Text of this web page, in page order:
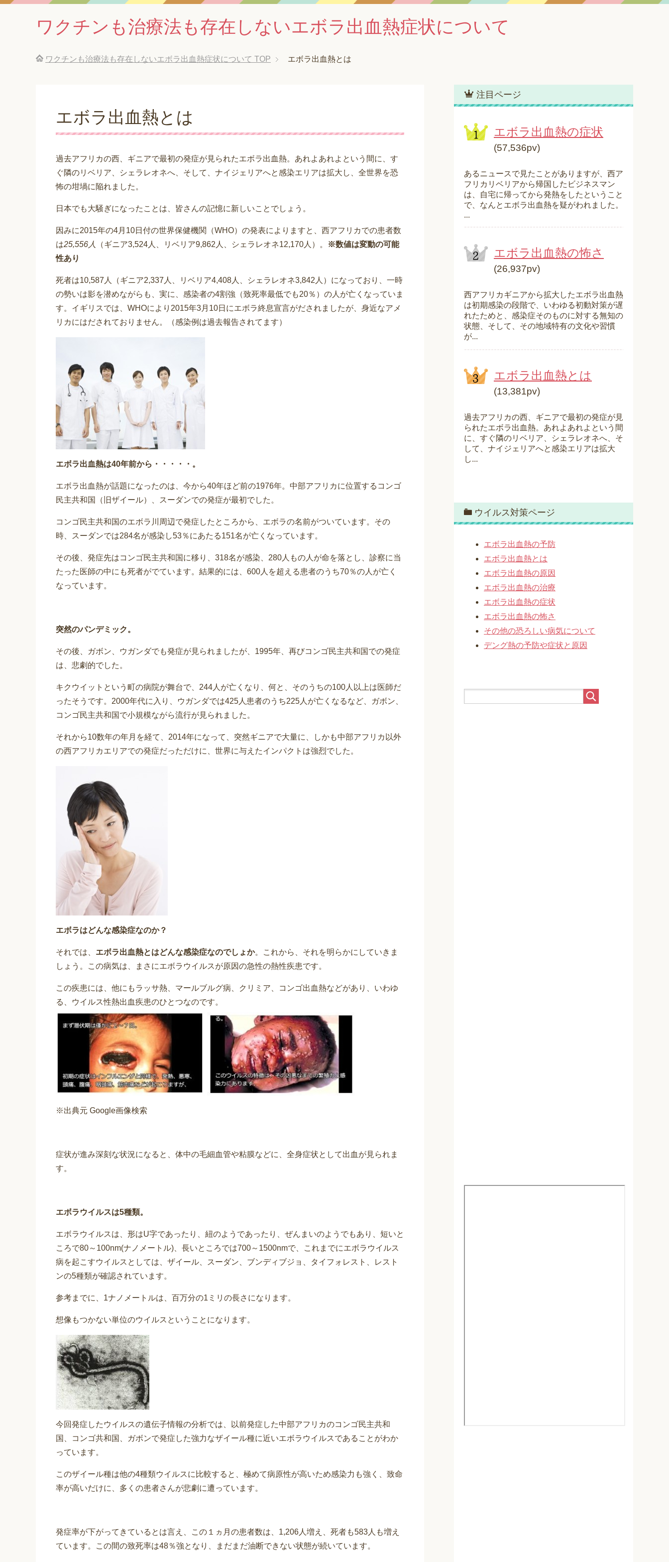
ワクチンも治療法も存在しないエボラ出血熱症状について
ワクチンも治療法も存在しないエボラ出血熱症状について TOP エボラ出血熱とは
エボラ出血熱とは
過去アフリカの西、ギニアで最初の発症が見られたエボラ出血熱。あれよあれよという間に、す
ぐ隣のリベリア、シェラレオネへ、そして、ナイジェリアへと感染エリアは拡大し、全世界を恐
怖の坩堝に陥れました。
日本でも大騒ぎになったことは、皆さんの記憶に新しいことでしょう。
因みに2015年の4月10日付の世界保健機関（WHO）の発表によりますと、西アフリカでの患者数
は25,556人 （ギニア3,524人、リベリア9,862人、シェラレオネ12,170人）。
※数値は変動の可能
性あり
死者は10,587人（ギニア2,337人、リベリア4,408人、シェラレオネ3,842人）になっており、一時
の勢いは影を潜めながらも、実に、感染者の4割強（致死率最低でも20％）の人が亡くなっていま
す。イギリスでは、WHOにより2015年3月10日にエボラ終息宣言がだされましたが、身近なアメ
リカにはだされておりません。（感染例は過去報告されてます）
エボラ出血熱は40年前から・・・・・。
エボラ出血熱が話題になったのは、今から40年ほど前の1976年。中部アフリカに位置するコンゴ
民主共和国（旧ザイール）、スーダンでの発症が最初でした。
コンゴ民主共和国のエボラ川周辺で発症したところから、エボラの名前がついています。その
時、スーダンでは284名が感染し53％にあたる151名が亡くなっています。
その後、発症先はコンゴ民主共和国に移り、318名が感染、280人もの人が命を落とし、診察に当
たった医師の中にも死者がでています。結果的には、600人を超える患者のうち70％の人が亡く
なっています。
突然のパンデミック。
その後、ガボン、ウガンダでも発症が見られましたが、1995年、再びコンゴ民主共和国での発症
は、悲劇的でした。
キクウイットという町の病院が舞台で、244人が亡くなり、何と、そのうちの100人以上は医師だ
ったそうです。2000年代に入り、ウガンダでは425人患者のうち225人が亡くなるなど、ガボン、
コンゴ民主共和国で小規模ながら流行が見られました。
それから10数年の年月を経て、2014年になって、突然ギニアで大量に、しかも中部アフリカ以外
の西アフリカエリアでの発症だっただけに、世界に与えたインパクトは強烈でした。
エボラはどんな感染症なのか？
それでは、 エボラ出血熱とはどんな感染症なのでしょか。これから、それを明らかにしていきま
しょう。この病気は、まさにエボラウイルスが原因の急性の熱性疾患です。
この疾患には、他にもラッサ熱、マールブルグ病、クリミア、コンゴ出血熱などがあり、いわゆ
る、ウイルス性熱出血疾患のひとつなのです。
※出典元 Google画像検索
症状が進み深刻な状況になると、体中の毛細血管や粘膜などに、全身症状として出血が見られま
す。
エボラウイルスは5種類。
エボラウイルスは、形はU字であったり、紐のようであったり、ぜんまいのようでもあり、短いと
ころで80～100nm(ナノメートル)、長いところでは700～1500nmで、これまでにエボラウイルス
病を起こすウイルスとしては、ザイール、スーダン、ブンディブジョ、タイフォレスト、レスト
ンの5種類が確認されています。
参考までに、1ナノメートルは、百万分の1ミリの長さになります。
想像もつかない単位のウイルスということになります。
今回発症したウイルスの遺伝子情報の分析では、以前発症した中部アフリカのコンゴ民主共和
国、コンゴ共和国、ガボンで発症した強力なザイール種に近いエボラウイルスであることがわか
っています。
このザイール種は他の4種類ウイルスに比較すると、極めて病原性が高いため感染力も強く、致命
率が高いだけに、多くの患者さんが悲劇に遭っています。
発症率が下がってきているとは言え、この１ヵ月の患者数は、1,206人増え、死者も583人も増え
ています。この間の致死率は48％強となり、まだまだ油断できない状態が続いています。
注目ページ
エボラ出血熱の症状
(57,536pv)
あるニュースで見たことがありますが、西ア
フリカリベリアから帰国したビジネスマン
は、自宅に帰ってから発熱をしたということ
で、なんとエボラ出血熱を疑がわれました。
...
エボラ出血熱の怖さ
(26,937pv)
西アフリカギニアから拡大したエボラ出血熱
は初期感染の段階で、いわゆる初動対策が遅
れたためと、感染症そのものに対する無知の
状態、そして、その地域特有の文化や習慣
が...
エボラ出血熱とは
(13,381pv)
過去アフリカの西、ギニアで最初の発症が見
られたエボラ出血熱。あれよあれよという間
に、すぐ隣のリベリア、シェラレオネへ、そ
して、ナイジェリアへと感染エリアは拡大
し...
ウイルス対策ページ
エボラ出血熱の予防
エボラ出血熱とは
エボラ出血熱の原因
エボラ出血熱の治療
エボラ出血熱の症状
エボラ出血熱の怖さ
その他の恐ろしい病気について
デング熱の予防や症状と原因